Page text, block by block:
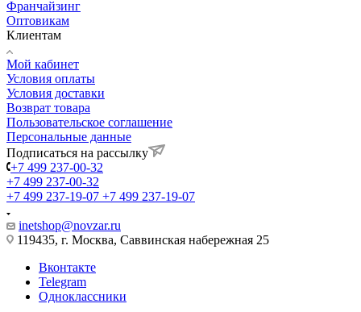
Франчайзинг
Оптовикам
Клиентам
Мой кабинет
Условия оплаты
Условия доставки
Возврат товара
Пользовательское соглашение
Персональные данные
Подписаться на рассылку
+7 499 237-00-32
+7 499 237-00-32
+7 499 237-19-07 +7 499 237-19-07
inetshop@novzar.ru
119435, г. Москва, Саввинская набережная 25
Вконтакте
Telegram
Одноклассники